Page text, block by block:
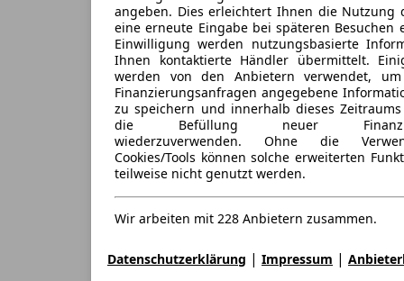
angeben. Dies erleichtert Ihnen die Nutzung
eine erneute Eingabe bei späteren
Einwilligung werden nutzungsbasierte
Ihnen kontaktierte Händler übermittelt.
werden von den Anbietern verwendet,
Finanzierungsanfragen angegebene
zu speichern und innerhalb dieses
die Befüllung neuer
wiederzuverwenden. Ohne die
Cookies/Tools können solche erweiterten
teilweise nicht genutzt werden.
Wir arbeiten mit 228 Anbietern zusammen.
Datenschutzerklärung | Impressum |